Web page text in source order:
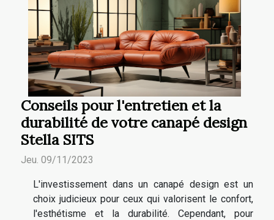
Conseils pour l'entretien et la
durabilité de votre canapé design
Stella SITS
Jeu. 09/11/2023
L'investissement dans un canapé design est un
choix judicieux pour ceux qui valorisent le confort,
l'esthétisme et la durabilité. Cependant, pour